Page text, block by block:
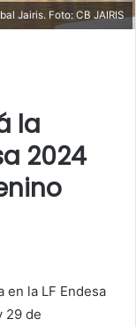
Jairis. Foto: CB JAIRIS
la
2024
la LF Endesa
29 de